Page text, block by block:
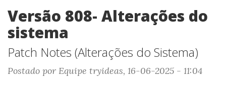
Versão 808- Alterações do
sistema
Patch Notes (Alterações do Sistema)
Postado por Equipe tryideas, 16-06-2025 - 11:04